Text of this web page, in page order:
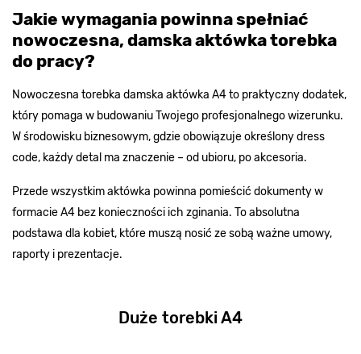
Jakie wymagania powinna spełniać
nowoczesna, damska aktówka torebka
do pracy?
Nowoczesna torebka damska aktówka A4 to praktyczny dodatek,
który pomaga w budowaniu Twojego profesjonalnego wizerunku.
W środowisku biznesowym, gdzie obowiązuje określony dress
code, każdy detal ma znaczenie – od ubioru, po akcesoria.
Przede wszystkim aktówka powinna pomieścić dokumenty w
formacie A4 bez konieczności ich zginania. To absolutna
podstawa dla kobiet, które muszą nosić ze sobą ważne umowy,
raporty i prezentacje.
Duże torebki A4